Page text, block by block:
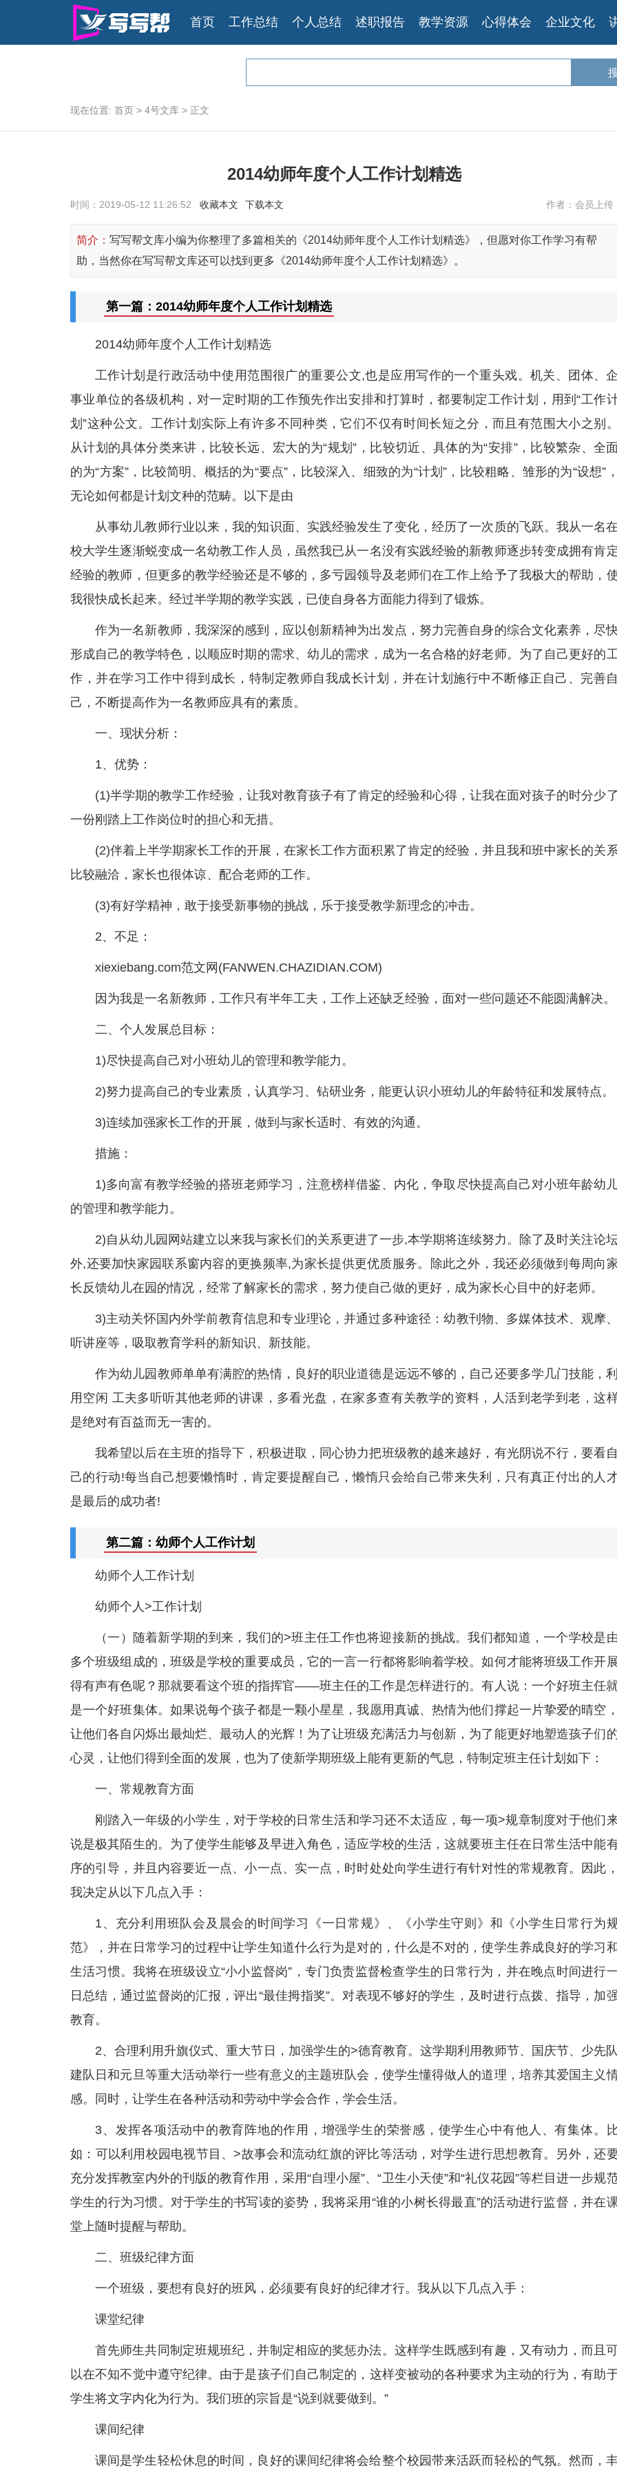
首页 工作总结 个人总结 述职报告 教学资源 心得体会 企业文化
现在位置: 首页 > 4号文库 > 正文
2014幼师年度个人工作计划精选
时间：2019-05-12 11:26:52 收藏本文 下载本文 作者：会员上传
简介： 写写帮文库小编为你整理了多篇相关的《2014幼师年度个人工作计划精选》，但愿对你工作学习有帮
助，当然你在写写帮文库还可以找到更多《2014幼师年度个人工作计划精选》。
第一篇：2014幼师年度个人工作计划精选
2014幼师年度个人工作计划精选
工作计划是行政活动中使用范围很广的重要公文,也是应用写作的一个重头戏。机关、团体、企
事业单位的各级机构，对一定时期的工作预先作出安排和打算时，都要制定工作计划，用到“工作
划”这种公文。工作计划实际上有许多不同种类，它们不仅有时间长短之分，而且有范围大小之别。
从计划的具体分类来讲，比较长远、宏大的为“规划”，比较切近、具体的为“安排”，比较繁杂、全面
的为“方案”，比较简明、概括的为“要点”，比较深入、细致的为“计划”，比较粗略、雏形的为“设想”，
无论如何都是计划文种的范畴。以下是由
从事幼儿教师行业以来，我的知识面、实践经验发生了变化，经历了一次质的飞跃。我从一名在
校大学生逐渐蜕变成一名幼教工作人员，虽然我已从一名没有实践经验的新教师逐步转变成拥有肯定
经验的教师，但更多的教学经验还是不够的，多亏园领导及老师们在工作上给予了我极大的帮助，
我很快成长起来。经过半学期的教学实践，已使自身各方面能力得到了锻炼。
作为一名新教师，我深深的感到，应以创新精神为出发点，努力完善自身的综合文化素养，尽
形成自己的教学特色，以顺应时期的需求、幼儿的需求，成为一名合格的好老师。为了自己更好的
作，并在学习工作中得到成长，特制定教师自我成长计划，并在计划施行中不断修正自己、完善自
己，不断提高作为一名教师应具有的素质。
一、现状分析：
1、优势：
(1)半学期的教学工作经验，让我对教育孩子有了肯定的经验和心得，让我在面对孩子的时分少了
一份刚踏上工作岗位时的担心和无措。
(2)伴着上半学期家长工作的开展，在家长工作方面积累了肯定的经验，并且我和班中家长的关
比较融洽，家长也很体谅、配合老师的工作。
(3)有好学精神，敢于接受新事物的挑战，乐于接受教学新理念的冲击。
2、不足：
xiexiebang.com范文网(FANWEN.CHAZIDIAN.COM)
因为我是一名新教师，工作只有半年工夫，工作上还缺乏经验，面对一些问题还不能圆满解决。
二、个人发展总目标：
1)尽快提高自己对小班幼儿的管理和教学能力。
2)努力提高自己的专业素质，认真学习、钻研业务，能更认识小班幼儿的年龄特征和发展特点。
3)连续加强家长工作的开展，做到与家长适时、有效的沟通。
措施：
1)多向富有教学经验的搭班老师学习，注意榜样借鉴、内化，争取尽快提高自己对小班年龄幼
的管理和教学能力。
2)自从幼儿园网站建立以来我与家长们的关系更进了一步,本学期将连续努力。除了及时关注论
外,还要加快家园联系窗内容的更换频率,为家长提供更优质服务。除此之外，我还必须做到每周向
长反馈幼儿在园的情况，经常了解家长的需求，努力使自己做的更好，成为家长心目中的好老师。
3)主动关怀国内外学前教育信息和专业理论，并通过多种途径：幼教刊物、多媒体技术、观摩、
听讲座等，吸取教育学科的新知识、新技能。
作为幼儿园教师单单有满腔的热情，良好的职业道德是远远不够的，自己还要多学几门技能，利
用空闲 工夫多听听其他老师的讲课，多看光盘，在家多查有关教学的资料，人活到老学到老，这
是绝对有百益而无一害的。
我希望以后在主班的指导下，积极进取，同心协力把班级教的越来越好，有光阴说不行，要看自
己的行动!每当自己想要懒惰时，肯定要提醒自己，懒惰只会给自己带来失利，只有真正付出的人
是最后的成功者!
第二篇：幼师个人工作计划
幼师个人工作计划
幼师个人>工作计划
（一）随着新学期的到来，我们的>班主任工作也将迎接新的挑战。我们都知道，一个学校是
多个班级组成的，班级是学校的重要成员，它的一言一行都将影响着学校。如何才能将班级工作开
得有声有色呢？那就要看这个班的指挥官——班主任的工作是怎样进行的。有人说：一个好班主任
是一个好班集体。如果说每个孩子都是一颗小星星，我愿用真诚、热情为他们撑起一片挚爱的晴空，
让他们各自闪烁出最灿烂、最动人的光辉！为了让班级充满活力与创新，为了能更好地塑造孩子们
心灵，让他们得到全面的发展，也为了使新学期班级上能有更新的气息，特制定班主任计划如下：
一、常规教育方面
刚踏入一年级的小学生，对于学校的日常生活和学习还不太适应，每一项>规章制度对于他们
说是极其陌生的。为了使学生能够及早进入角色，适应学校的生活，这就要班主任在日常生活中能
序的引导，并且内容要近一点、小一点、实一点，时时处处向学生进行有针对性的常规教育。因此，
我决定从以下几点入手：
1、充分利用班队会及晨会的时间学习《一日常规》、《小学生守则》和《小学生日常行为
范》，并在日常学习的过程中让学生知道什么行为是对的，什么是不对的，使学生养成良好的学习和
生活习惯。我将在班级设立“小小监督岗”，专门负责监督检查学生的日常行为，并在晚点时间进行
日总结，通过监督岗的汇报，评出“最佳拇指奖”。对表现不够好的学生，及时进行点拨、指导，加
教育。
2、合理利用升旗仪式、重大节日，加强学生的>德育教育。这学期利用教师节、国庆节、少先队
建队日和元旦等重大活动举行一些有意义的主题班队会，使学生懂得做人的道理，培养其爱国主义
感。同时，让学生在各种活动和劳动中学会合作，学会生活。
3、发挥各项活动中的教育阵地的作用，增强学生的荣誉感，使学生心中有他人、有集体。
如：可以利用校园电视节目、>故事会和流动红旗的评比等活动，对学生进行思想教育。另外，还
充分发挥教室内外的刊版的教育作用，采用“自理小屋”、“卫生小天使”和“礼仪花园”等栏目进一步规
学生的行为习惯。对于学生的书写读的姿势，我将采用“谁的小树长得最直”的活动进行监督，并在
堂上随时提醒与帮助。
二、班级纪律方面
一个班级，要想有良好的班风，必须要有良好的纪律才行。我从以下几点入手：
课堂纪律
首先师生共同制定班规班纪，并制定相应的奖惩办法。这样学生既感到有趣，又有动力，而且
以在不知不觉中遵守纪律。由于是孩子们自己制定的，这样变被动的各种要求为主动的行为，有助
学生将文字内化为行为。我们班的宗旨是“说到就要做到。”
课间纪律
课间是学生轻松休息的时间，良好的课间纪律将会给整个校园带来活跃而轻松的气氛。然而，